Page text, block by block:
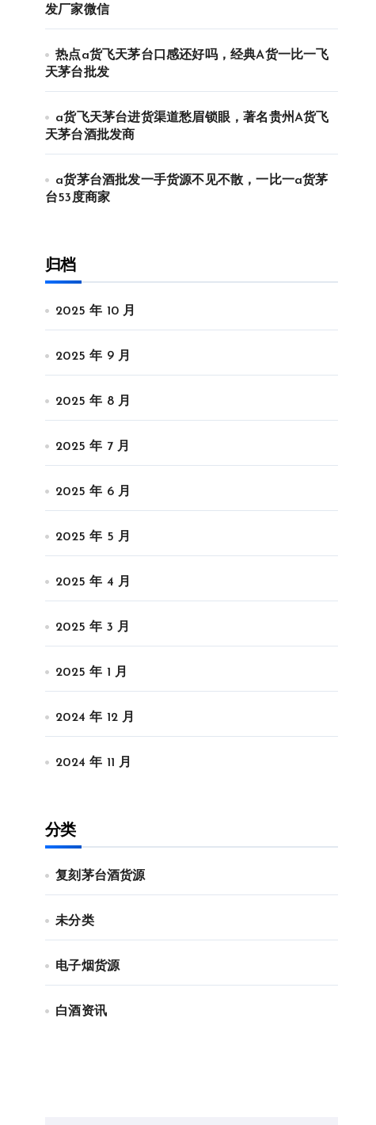
发厂家微信
热点a货飞天茅台口感还好吗，经典A货一比一飞
天茅台批发
a货飞天茅台进货渠道愁眉锁眼，著名贵州A货飞
天茅台酒批发商
a货茅台酒批发一手货源不见不散，一比一a货茅
台53度商家
归档
2025 年 10 月
2025 年 9 月
2025 年 8 月
2025 年 7 月
2025 年 6 月
2025 年 5 月
2025 年 4 月
2025 年 3 月
2025 年 1 月
2024 年 12 月
2024 年 11 月
分类
复刻茅台酒货源
未分类
电子烟货源
白酒资讯